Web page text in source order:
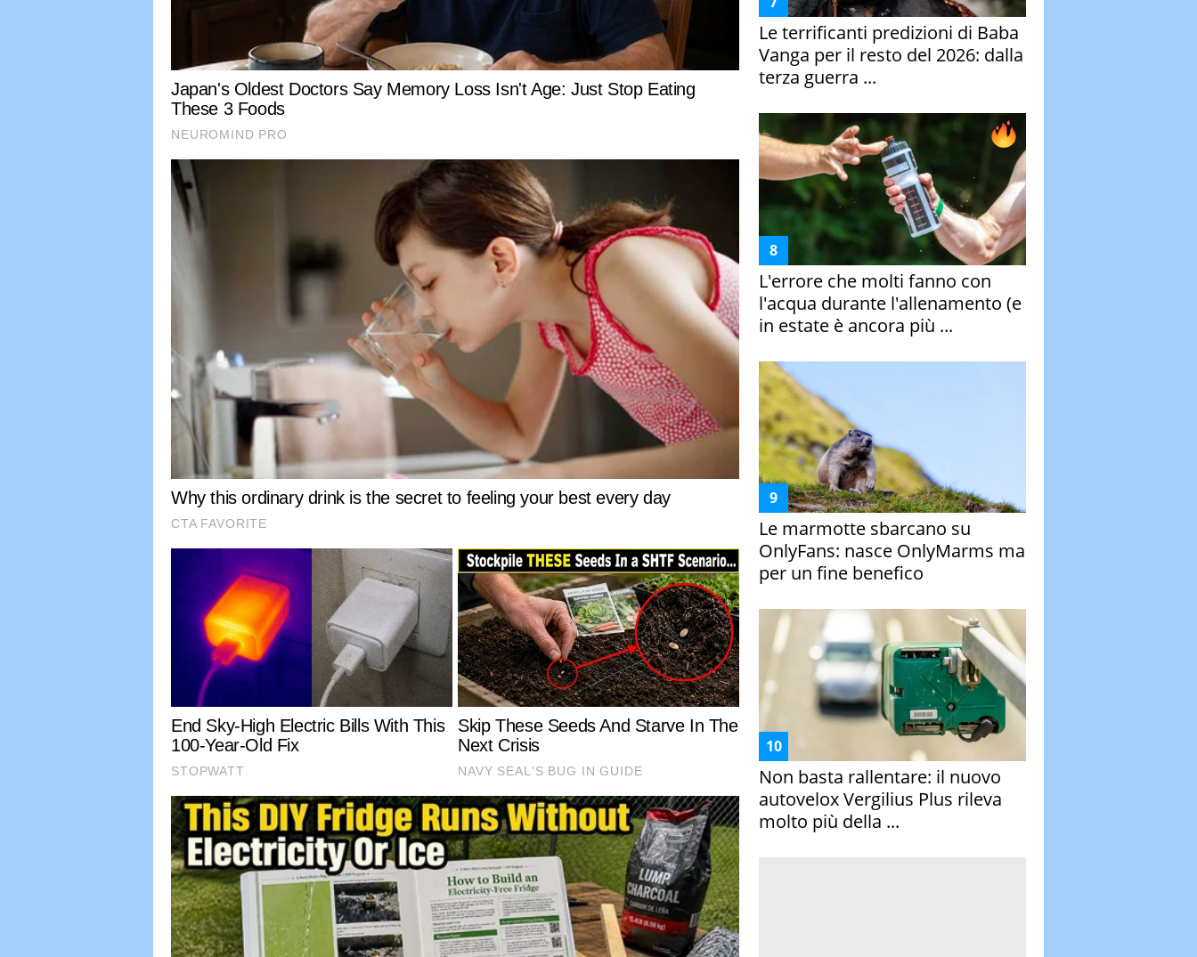
Le terrificanti predizioni di Baba
Vanga per il resto del 2026: dalla
terza guerra ...
L'errore che molti fanno con
l'acqua durante l'allenamento (e
in estate è ancora più ...
Le marmotte sbarcano su
OnlyFans: nasce OnlyMarms ma
per un fine benefico
Non basta rallentare: il nuovo
autovelox Vergilius Plus rileva
molto più della ...